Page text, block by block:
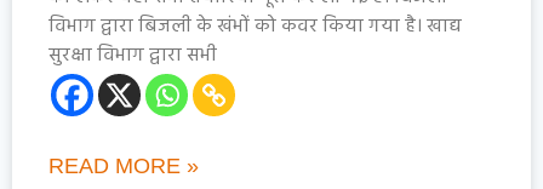
विभाग द्वारा बिजली के खंभों को कवर किया गया है। खाद्य
सुरक्षा विभाग द्वारा सभी
READ MORE »